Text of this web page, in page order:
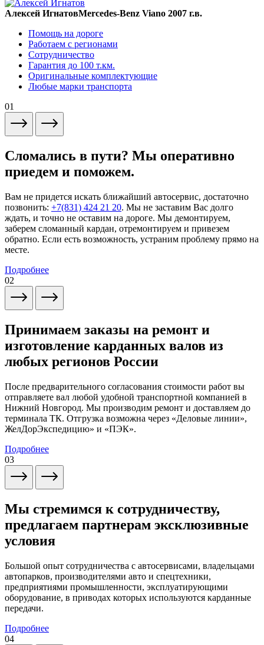
Алексей ИгнатовMercedes-Benz Viano 2007 г.в.
Помощь на дороге
Работаем с регионами
Сотрудничество
Гарантия до 100 т.км.
Оригинальные комплектующие
Любые марки транспорта
01
Сломались в пути? Мы оперативно
приедем и поможем.
Вам не придется искать ближайший автосервис, достаточно
позвонить: +7(831) 424 21 20. Мы не заставим Вас долго
ждать, и точно не оставим на дороге. Мы демонтируем,
заберем сломанный кардан, отремонтируем и привезем
обратно. Если есть возможность, устраним проблему прямо на
месте.
Подробнее
02
Принимаем заказы на ремонт и
изготовление карданных валов из
любых регионов России
После предварительного согласования стоимости работ вы
отправляете вал любой удобной транспортной компанией в
Нижний Новгород. Мы производим ремонт и доставляем до
терминала ТК. Отгрузка возможна через «Деловые линии»,
ЖелДорЭкспедицию» и «ПЭК».
Подробнее
03
Мы стремимся к сотрудничеству,
предлагаем партнерам эксклюзивные
условия
Большой опыт сотрудничества с автосервисами, владельцами
автопарков, производителями авто и спецтехники,
предприятиями промышленности, эксплуатирующими
оборудование, в приводах которых используются карданные
передачи.
Подробнее
04